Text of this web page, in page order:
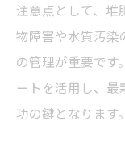
注意点として、堆
物障害や水質汚染
の管理が重要です
ートを活用し、
功の鍵となります。